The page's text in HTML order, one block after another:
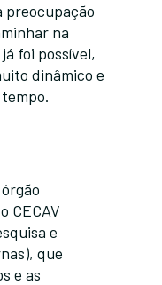
preocupação
na
foi possível,
dinâmico e
CECAV
e
que
e as